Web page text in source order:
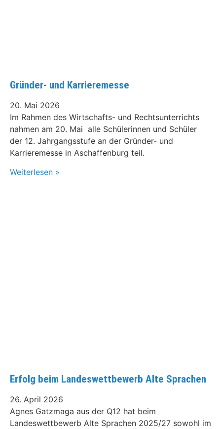
Gründer- und Karrieremesse
20. Mai 2026
Im Rahmen des Wirtschafts- und Rechtsunterrichts
nahmen am 20. Mai alle Schülerinnen und Schüler
der 12. Jahrgangsstufe an der Gründer- und
Karrieremesse in Aschaffenburg teil.
Weiterlesen »
Erfolg beim Landeswettbewerb Alte Sprachen
26. April 2026
Agnes Gatzmaga aus der Q12 hat beim
Landeswettbewerb Alte Sprachen 2025/27 sowohl im